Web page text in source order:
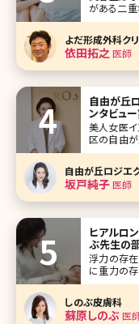
がある二重
法のような
うような
ここで二重
覚えておき
よだ形成外科ク
依田拓之 医師
自由が丘
ンタビュ
美人女医イ
区の自由
院長です。
したとい
いを語って
ワークライ
自由が丘ロジエ
坂戸純子医師
ヒアルロ
ぶ先生の
浮力の存在を
に重力の存在をいつ
をくっつけて離さない。 確か
あ行っては
しのぶ皮膚科
蘇原しのぶ医